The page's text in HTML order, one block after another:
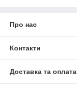
Про нас
Контакти
Доставка та оплата